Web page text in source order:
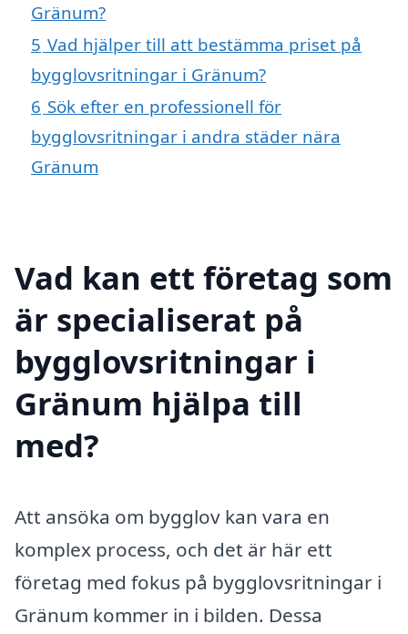
Gränum?
5 Vad hjälper till att bestämma priset på
bygglovsritningar i Gränum?
6 Sök efter en professionell för
bygglovsritningar i andra städer nära
Gränum
Vad kan ett företag som
är specialiserat på
bygglovsritningar i
Gränum hjälpa till
med?
Att ansöka om bygglov kan vara en
komplex process, och det är här ett
företag med fokus på bygglovsritningar i
Gränum kommer in i bilden. Dessa